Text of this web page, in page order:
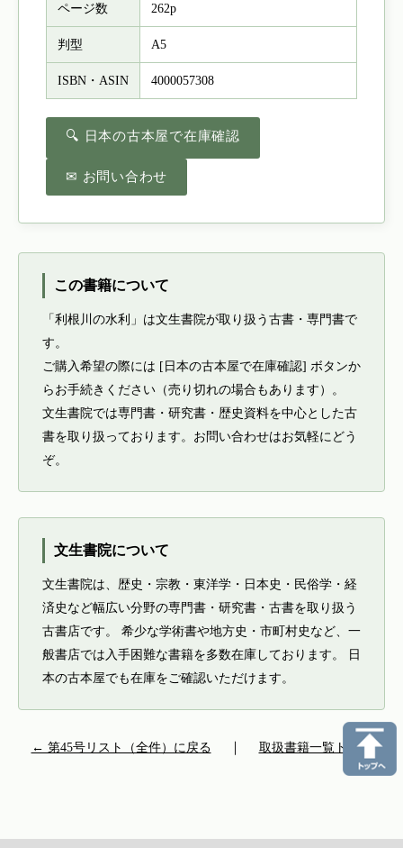
ページ数 262p
判型 A5
ISBN・ASIN 4000057308
🔍 日本の古本屋で在庫確認
✉ お問い合わせ
この書籍について
「利根川の水利」は文生書院が取り扱う古書・専門書で
す。
ご購入希望の際には [日本の古本屋で在庫確認] ボタンか
らお手続きください（売り切れの場合もあります）。
文生書院では専門書・研究書・歴史資料を中心とした古
書を取り扱っております。お問い合わせはお気軽にどう
ぞ。
文生書院について
文生書院は、歴史・宗教・東洋学・日本史・民俗学・経
済史など幅広い分野の専門書・研究書・古書を取り扱う
古書店です。 希少な学術書や地方史・市町村史など、一
般書店では入手困難な書籍を多数在庫しております。 日
本の古本屋でも在庫をご確認いただけます。
← 第45号リスト（全件）に戻る 取扱書籍一覧トップ